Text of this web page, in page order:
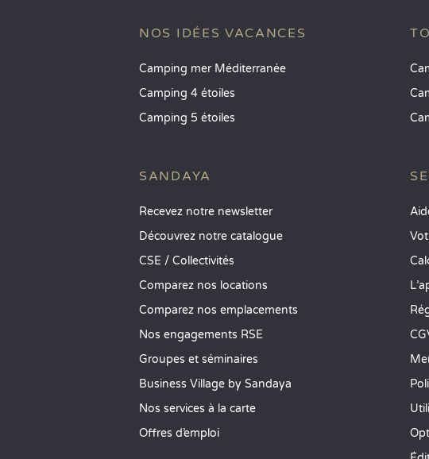
NOS IDÉES VACANCES
Camping mer Méditerranée
Camping 4 étoiles
Camping 5 étoiles
SANDAYA
Recevez notre newsletter
Découvrez notre catalogue
CSE / Collectivités
Comparez nos locations
Comparez nos emplacements
Nos engagements RSE
Groupes et séminaires
Business Village by Sandaya
Nos services à la carte
Offres d’emploi